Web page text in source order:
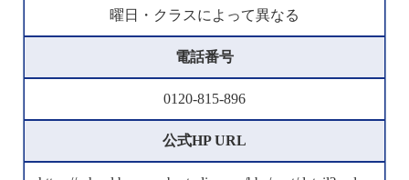
曜日・クラスによって異なる
電話番号
0120-815-896
公式HP URL